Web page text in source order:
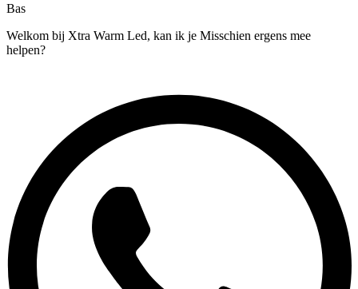
Bas
Welkom bij Xtra Warm Led, kan ik je Misschien ergens mee
helpen?